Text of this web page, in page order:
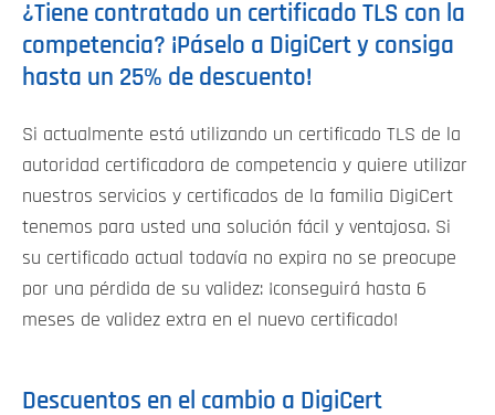
¿Tiene contratado un certificado TLS con la
competencia? ¡Páselo a DigiCert y consiga
hasta un 25% de descuento!
Si actualmente está utilizando un certificado TLS de la
autoridad certificadora de competencia y quiere utilizar
nuestros servicios y certificados de la familia DigiCert
tenemos para usted una solución fácil y ventajosa. Si
su certificado actual todavía no expira no se preocupe
por una pérdida de su validez: ¡conseguirá hasta 6
meses de validez extra en el nuevo certificado!
Descuentos en el cambio a DigiCert